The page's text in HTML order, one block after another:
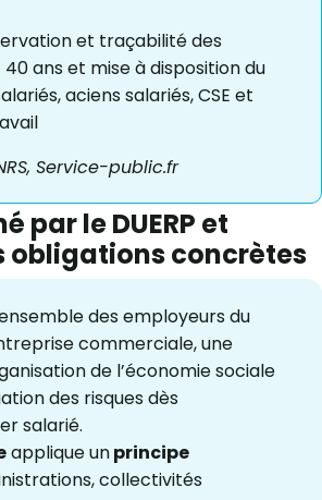
et traçabilité des
ans et mise à disposition du
aciens salariés, CSE et
Service-public.fr
par le DUERP et
obligations concrètes
des employeurs du
commerciale, une
de l’économie sociale
des risques dès
salarié.
applique unprincipe
collectivités